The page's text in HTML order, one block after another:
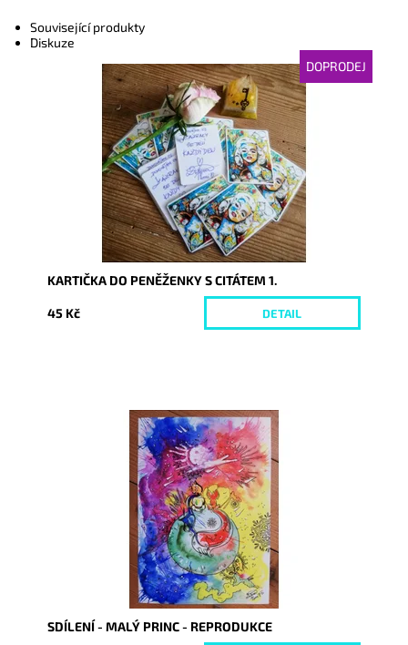
Související produkty
Diskuze
DOPRODEJ
Dostupnost:
Vyprodáno
3228
KARTIČKA DO PENĚŽENKY S CITÁTEM 1.
45 Kč DETAIL
Skladem
1997/REP
SDÍLENÍ - MALÝ PRINC - REPRODUKCE